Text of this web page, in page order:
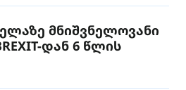
მნიშვნელოვანი
დან 6 წლის